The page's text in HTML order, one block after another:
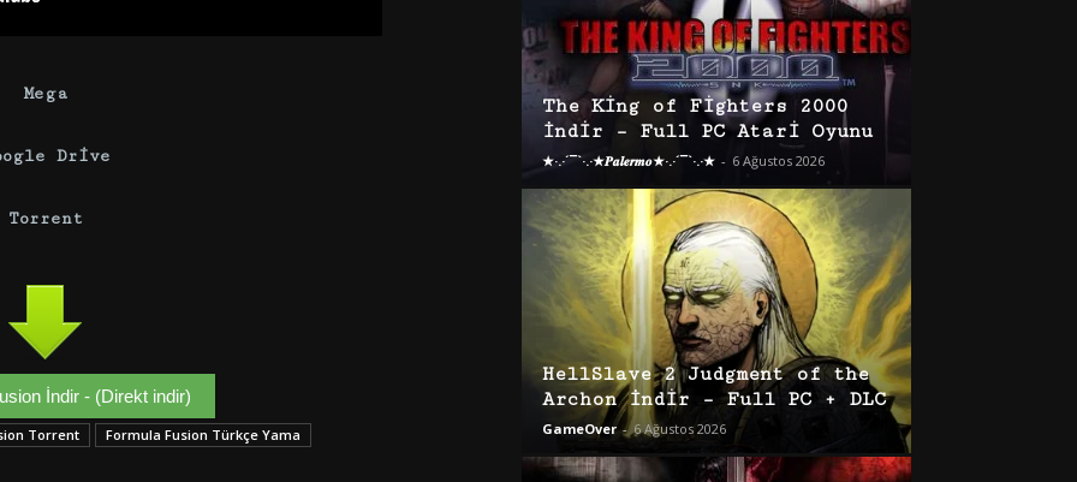
Mega
Drive
Torrent
İndir - (Direkt indir)
Torrent Formula Fusion Türkçe Yama
The King of Fighters 2000
İndir – Full PC Atari Oyunu
★·.·´¯`·.·★𝑷𝒂𝒍𝒆𝒓𝒎𝒐★·.·´¯`·.·★ - 6 Ağustos 2026
HellSlave 2 Judgment of the
Archon İndir – Full PC + DLC
GameOver - 6 Ağustos 2026